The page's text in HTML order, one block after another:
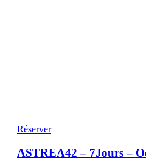
Réserver
ASTREA42 – 7Jours –